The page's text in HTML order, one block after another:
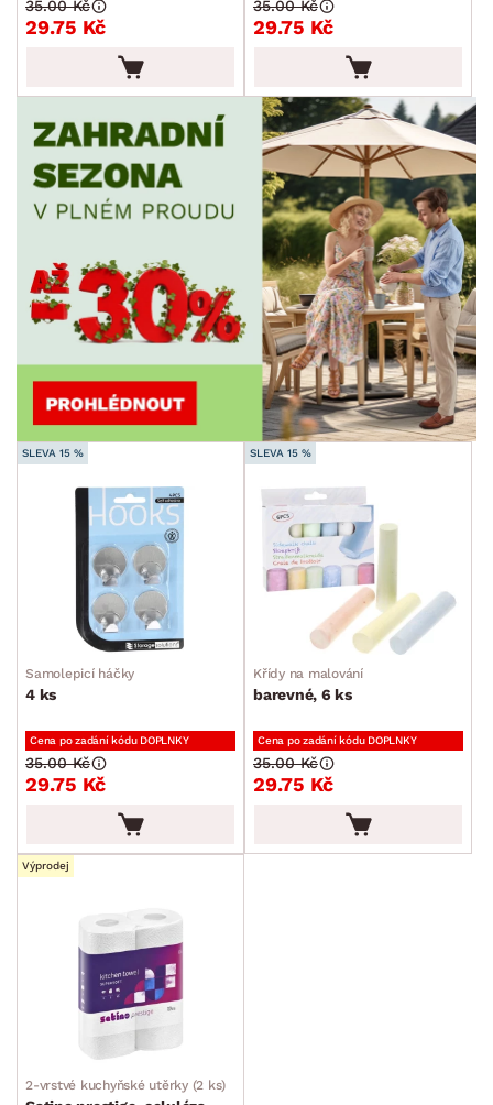
29.75 Kč
35.00 Kč
29.75 Kč
35.00 Kč
SLEVA 15 %
Samolepicí háčky
4 ks
Cena po zadání kódu DOPLNKY
29.75 Kč
35.00 Kč
SLEVA 15 %
Křídy na malování
barevné, 6 ks
Cena po zadání kódu DOPLNKY
29.75 Kč
35.00 Kč
Výprodej
2-vrstvé kuchyňské utěrky (2 ks)